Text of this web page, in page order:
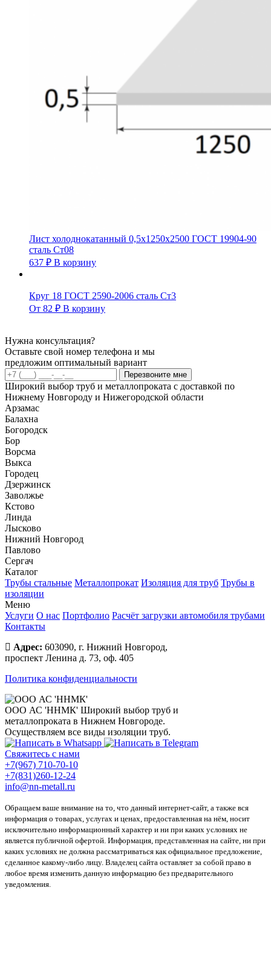
Лист холоднокатанный 0,5х1250х2500 ГОСТ 19904-90
сталь Ст08
637 ₽ В корзину
Круг 18 ГОСТ 2590-2006 сталь Ст3
От 82 ₽ В корзину
Нужна консультация?
Оставьте свой номер телефона и мы
предложим оптимальный вариант
Перезвоните мне
Широкий выбор труб и металлопроката с доставкой по
Нижнему Новгороду и Нижегородской области
Арзамас
Балахна
Богородск
Бор
Ворсма
Выкса
Городец
Дзержинск
Заволжье
Кстово
Линда
Лысково
Нижний Новгород
Павлово
Сергач
Каталог
Трубы стальные Металлопрокат Изоляция для труб Трубы в
изоляции
Меню
Услуги О нас Портфолио Расчёт загрузки автомобиля трубами
Контакты
Адрес: 603090, г. Нижний Новгород,
проспект Ленина д. 73, оф. 405
Политика конфиденциальности
ООО АС 'ННМК' Широкий выбор труб и
металлопроката в Нижнем Новгороде.
Осуществляем все виды изоляции труб.
Свяжитесь с нами
+7(967) 710-70-10
+7(831)260-12-24
info@nn-metall.ru
Обращаем ваше внимание на то, что данный интернет-сайт, а также вся
информация о товарах, услугах и ценах, предоставленная на нём, носит
исключительно информационный характер и ни при каких условиях не
является публичной офертой. Информация, представленная на сайте, ни при
каких условиях не должна рассматриваться как официальное предложение,
сделанное какому-либо лицу. Владелец сайта оставляет за собой право в
любое время изменить данную информацию без предварительного
уведомления.